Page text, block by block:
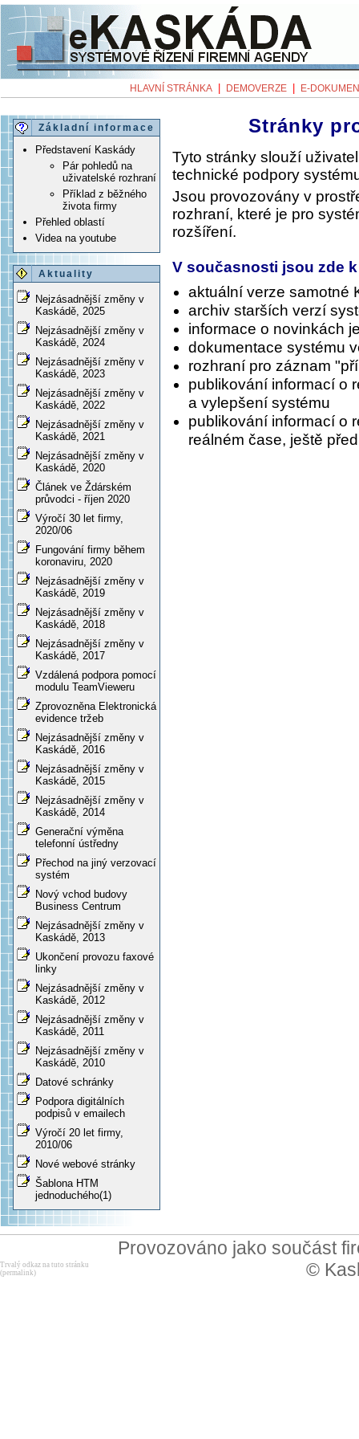
HLAVNÍ STRÁNKA DEMOVERZE E-
Základní informace
Představení Kaskády
Pár pohledů na
uživatelské rozhraní
Příklad z běžného
života firmy
Přehled oblastí
Videa na youtube
Aktuality
Nejzásadnější změny v
Kaskádě, 2025
Nejzásadnější změny v
Kaskádě, 2024
Nejzásadnější změny v
Kaskádě, 2023
Nejzásadnější změny v
Kaskádě, 2022
Nejzásadnější změny v
Kaskádě, 2021
Nejzásadnější změny v
Kaskádě, 2020
Článek ve Ždárském
průvodci - říjen 2020
Výročí 30 let firmy,
2020/06
Fungování firmy během
koronaviru, 2020
Nejzásadnější změny v
Kaskádě, 2019
Nejzásadnější změny v
Kaskádě, 2018
Nejzásadnější změny v
Kaskádě, 2017
Vzdálená podpora pomocí
modulu TeamVieweru
Zprovozněna Elektronická
evidence tržeb
Nejzásadnější změny v
Kaskádě, 2016
Nejzásadnější změny v
Kaskádě, 2015
Nejzásadnější změny v
Kaskádě, 2014
Generační výměna
telefonní ústředny
Přechod na jiný verzovací
systém
Nový vchod budovy
Business Centrum
Nejzásadnější změny v
Kaskádě, 2013
Ukončení provozu faxové
linky
Nejzásadnější změny v
Kaskádě, 2012
Nejzásadnější změny v
Kaskádě, 2011
Nejzásadnější změny v
Kaskádě, 2010
Datové schránky
Podpora digitálních
podpisů v emailech
Výročí 20 let firmy,
2010/06
Nové webové stránky
Šablona HTM
jednoduchého(1)
Stránky
Tyto stránky slouží
technické podpory
Jsou provozovány v
rozhraní, které je pro
rozšíření.
V současnosti jsou zde
aktuální verze samotné
archiv starších verzí
informace o novinkách
dokumentace systému
rozhraní pro záznam
publikování informací o
a vylepšení systému
publikování informací o
reálném čase, ještě
Provozováno jako součást
©
Trvalý odkaz na tuto stránku
(permalink)